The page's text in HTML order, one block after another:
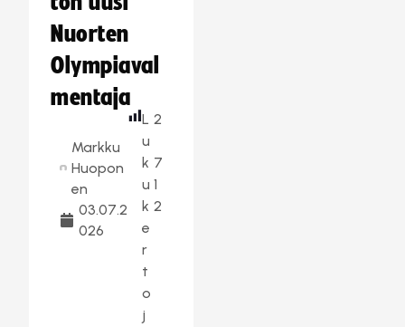
Nuorten
Olympiaval
mentaja
Markku
Huopon
en
03.07.2
026
L
u
k
u
k
e
r
t
o
j
2
7
1
2